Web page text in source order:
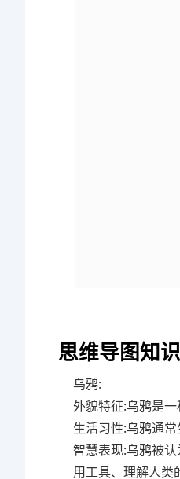
思维导图知
乌鸦:
外貌特征:乌鸦是
生活习性:乌鸦通
智慧表现:乌鸦被
用工具、理解人类